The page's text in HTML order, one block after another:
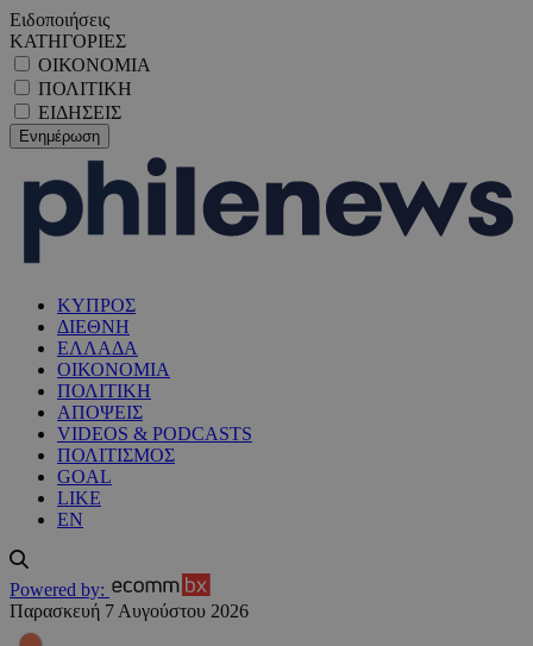
Ειδοποιήσεις
ΚΑΤΗΓΟΡΙΕΣ
ΟΙΚΟΝΟΜΙΑ
ΠΟΛΙΤΙΚΗ
ΕΙΔΗΣΕΙΣ
ΚΥΠΡΟΣ
ΔΙΕΘΝΗ
ΕΛΛΑΔΑ
ΟΙΚΟΝΟΜΙΑ
ΠΟΛΙΤΙΚΗ
ΑΠΟΨΕΙΣ
VIDEOS & PODCASTS
ΠΟΛΙΤΙΣΜΟΣ
GOAL
LIKE
EN
Powered by:
Παρασκευή 7 Αυγούστου 2026